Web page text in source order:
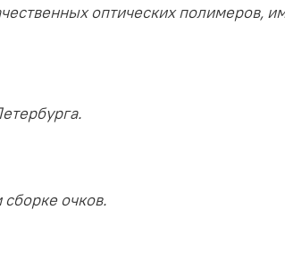
оптических полимеров,
очков.